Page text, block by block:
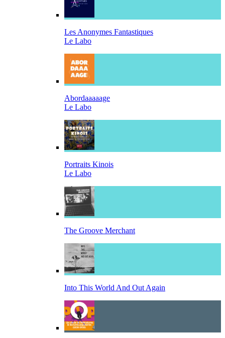
Les Anonymes Fantastiques
Le Labo
Abordaaaaage
Le Labo
Portraits Kinois
Le Labo
The Groove Merchant
Into This World And Out Again